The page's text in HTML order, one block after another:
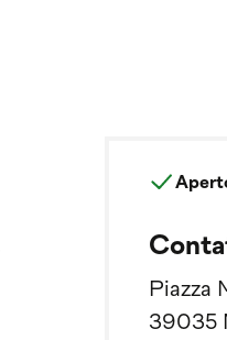
Piazza
39035